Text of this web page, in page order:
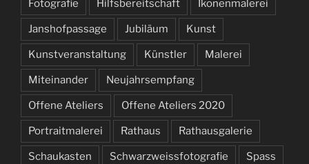
Fotografie Hilfsbereitschaft Ikonenmalerei
Janshofpassage Jubiläum Kunst
Kunstveranstaltung Künstler Malerei
Miteinander Neujahrsempfang
Offene Ateliers Offene Ateliers 2020
Portraitmalerei Rathaus Rathausgalerie
Schaukasten Schwarzweissfotografie Spass